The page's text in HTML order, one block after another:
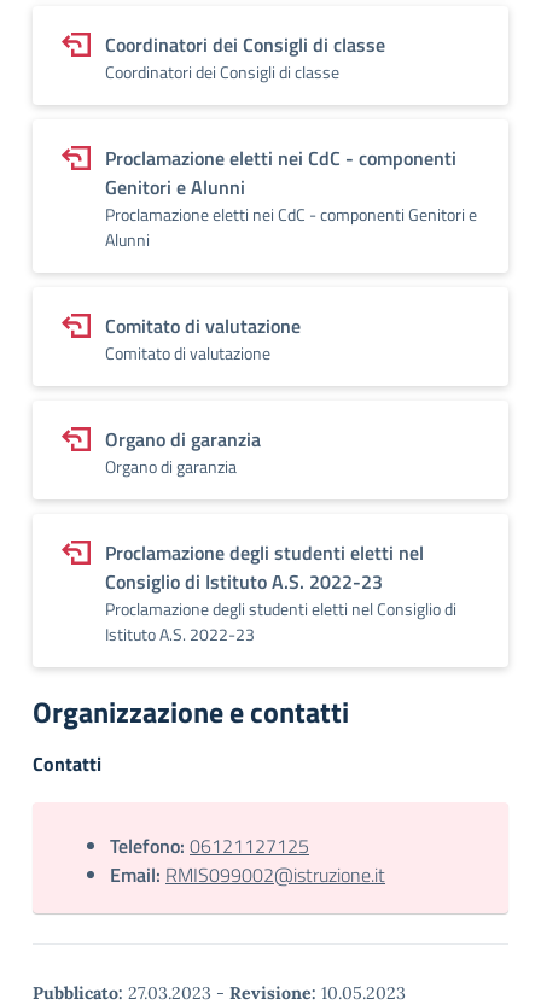
Coordinatori dei Consigli di classe
Coordinatori dei Consigli di classe
Proclamazione eletti nei CdC - componenti
Genitori e Alunni
Proclamazione eletti nei CdC - componenti Genitori e
Alunni
Comitato di valutazione
Comitato di valutazione
Organo di garanzia
Organo di garanzia
Proclamazione degli studenti eletti nel
Consiglio di Istituto A.S. 2022-23
Proclamazione degli studenti eletti nel Consiglio di
Istituto A.S. 2022-23
Organizzazione e contatti
Contatti
Telefono: 06121127125
Email: RMIS099002@istruzione.it
Pubblicato: 27.03.2023 - Revisione: 10.05.2023